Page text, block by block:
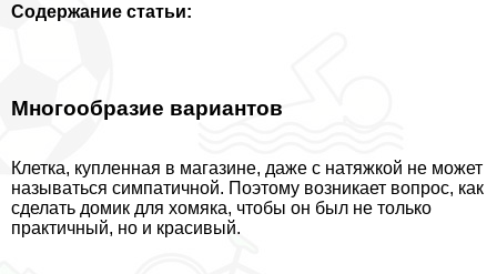
Содержание статьи:
Многообразие вариантов
Клетка, купленная в магазине, даже с натяжкой не может
называться симпатичной. Поэтому возникает вопрос, как
сделать домик для хомяка, чтобы он был не только
пpaктичный, но и красивый.